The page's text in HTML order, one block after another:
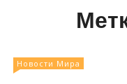
Новости Мира